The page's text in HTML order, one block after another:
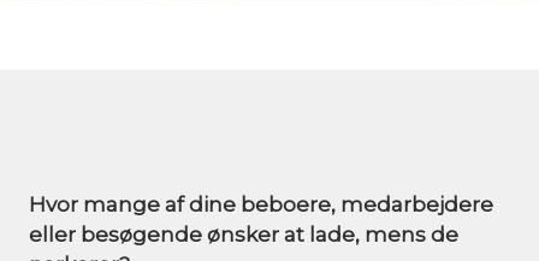
Hvor mange af dine beboere, medarbejdere
eller besøgende ønsker at lade, mens de